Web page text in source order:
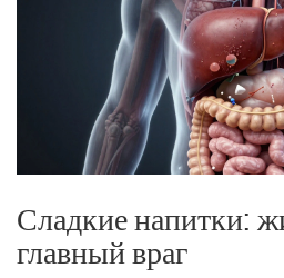
Сладкие напитки:
главный враг